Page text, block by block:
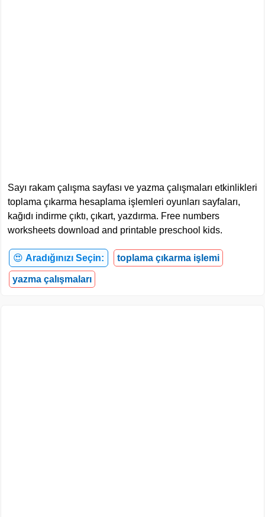
Sayı rakam çalışma sayfası ve yazma çalışmaları etkinlikleri
toplama çıkarma hesaplama işlemleri oyunları sayfaları,
kağıdı indirme çıktı, çıkart, yazdırma. Free numbers
worksheets download and printable preschool kids.
😍 Aradığınızı Seçin: toplama çıkarma işlemi
yazma çalışmaları